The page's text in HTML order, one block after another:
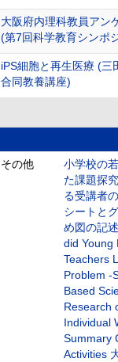
大阪府内理科教員アン
(第7回科学教育シンポ
iPS細胞と再生医療 (三
合同教養講座)
その他
小学校の
た課題探
る受講者
シートと
め図の記
did Young
Teachers
Problem -
Based
Research
Individual
Summary
Activities